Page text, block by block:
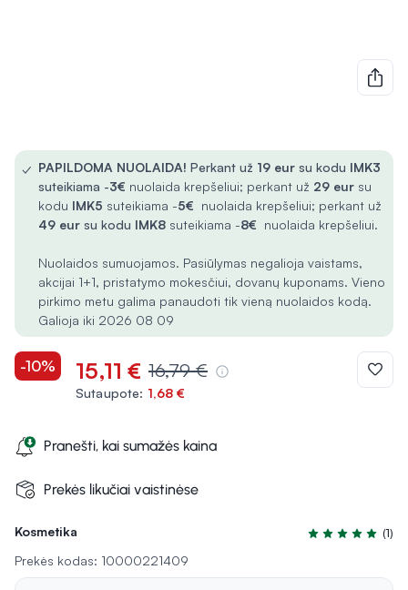
Kosmetika
Įvertinimas 5.0
(1)
Prekės kodas: 10000221409
✓ PAPILDOMA NUOLAIDA! Perkant už 19 eur su kodu IMK3
suteikiama -3€ nuolaida krepšeliui; perkant už 29 eur su
kodu IMK5 suteikiama -5€ nuolaida krepšeliui; perkant už
49 eur su kodu IMK8 suteikiama -8€ nuolaida krepšeliui.
Nuolaidos sumuojamos. Pasiūlymas negalioja vaistams,
akcijai 1+1, pristatymo mokesčiui, dovanų kuponams. Vieno
pirkimo metu galima panaudoti tik vieną nuolaidos kodą.
Galioja iki 2026 08 09
-10% 15,11 € 16,79 €
Sutaupote: 1,68 €
Pranešti, kai sumažės kaina
Prekės likučiai vaistinėse